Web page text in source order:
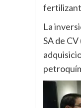
La
SA de